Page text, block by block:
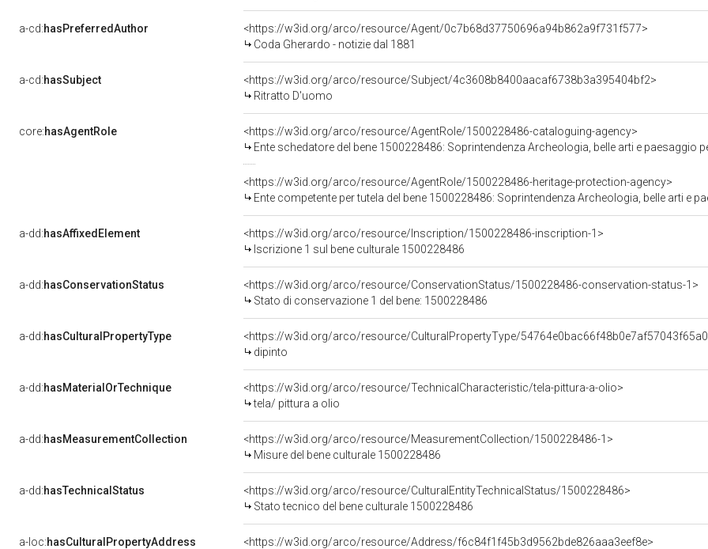
a-cd:hasPreferredAuthor
<https://w3id.org/arco/resource/Agent/0c7b68d37750696a94b862a9f731f577>
Coda Gherardo - notizie dal 1881
a-cd:hasSubject
<https://w3id.org/arco/resource/Subject/4c3608b8400aacaf6738b3a395404bf2>
Ritratto D'uomo
core:hasAgentRole
<https://w3id.org/arco/resource/AgentRole/1500228486-cataloguing-agency>
Ente schedatore del bene 1500228486: Soprintendenza Archeologia, belle arti e paesaggio
<https://w3id.org/arco/resource/AgentRole/1500228486-heritage-protection-agency>
Ente competente per tutela del bene 1500228486: Soprintendenza Archeologia, belle arti e
a-dd:hasAffixedElement
<https://w3id.org/arco/resource/Inscription/1500228486-inscription-1>
Iscrizione 1 sul bene culturale 1500228486
a-dd:hasConservationStatus
<https://w3id.org/arco/resource/ConservationStatus/1500228486-conservation-status-1>
Stato di conservazione 1 del bene: 1500228486
a-dd:hasCulturalPropertyType
<https://w3id.org/arco/resource/CulturalPropertyType/
dipinto
a-dd:hasMaterialOrTechnique
<https://w3id.org/arco/resource/TechnicalCharacteristic/tela-pittura-a-olio>
tela/ pittura a olio
a-dd:hasMeasurementCollection
<https://w3id.org/arco/resource/MeasurementCollection/1500228486-1>
Misure del bene culturale 1500228486
a-dd:hasTechnicalStatus
<https://w3id.org/arco/resource/CulturalEntityTechnicalStatus/1500228486>
Stato tecnico del bene culturale 1500228486
a-loc:hasCulturalPropertyAddress
<https://w3id.org/arco/resource/Address/f6c84f1f45b3d9562bde826aaa3eef8e>